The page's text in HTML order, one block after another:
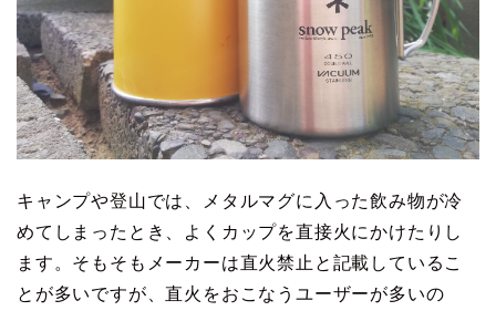
キャンプや登山では、メタルマグに入った飲み物が冷
めてしまったとき、よくカップを直接火にかけたりし
ます。そもそもメーカーは直火禁止と記載しているこ
とが多いですが、直火をおこなうユーザーが多いの